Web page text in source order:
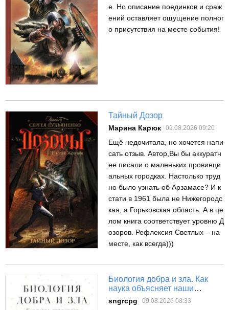
е. Но описание поединков и сраж
ений оставляет ощущение полног
о присутствия на месте события!
Тайный Дозор
Марина Карюк 09.08.2026 09:20
Ещё недочитала, но хочется напи
сать отзыв. Автор,Вы бы аккуратн
ее писали о маленьких провинци
альных городках. Настолько труд
но было узнать об Арзамасе? И к
стати в 1961 была не Нижегородс
кая, а Горьковская область. А в це
лом книга соответствует уровню Д
озоров. Рефлексия Светлых – на
месте, как всегда)))
Биология добра и зла. Как
наука объясняет наши
sngrcpg 09.08.2026 08:33